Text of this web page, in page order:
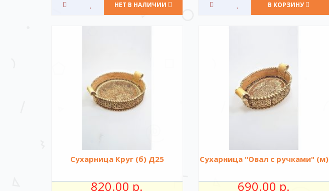
НЕТ В НАЛИЧИИ В КОРЗИНУ
Сухарница Круг (б) Д25
820.00 р.
Сухарница "Овал с ручками" (м)
690.00 р.